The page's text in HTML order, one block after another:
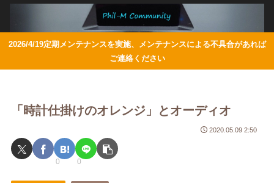
2026/4/19定期メンテナンスを実施、メンテナンスによる不具合があれば
ご連絡ください
「時計仕掛けのオレンジ」とオーディオ
2020.05.09 2:50
0 0